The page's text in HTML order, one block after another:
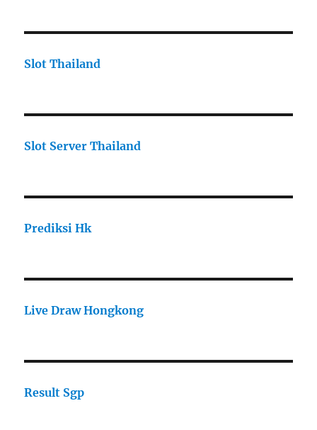
Slot Thailand
Slot Server Thailand
Prediksi Hk
Live Draw Hongkong
Result Sgp